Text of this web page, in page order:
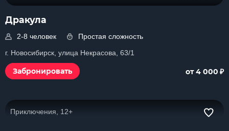
Дракула
2-8 человек
Простая сложность
г. Новосибирск, улица Некрасова, 63/1
Забронировать от 4 000 ₽
Приключения, 12+